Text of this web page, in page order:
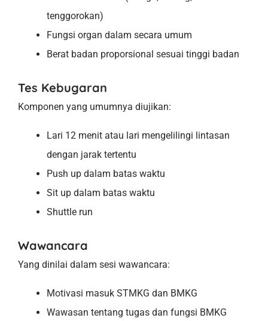
tenggorokan)
Fungsi organ dalam secara umum
Berat badan proporsional sesuai tinggi badan
Tes Kebugaran
Komponen yang umumnya diujikan:
Lari 12 menit atau lari mengelilingi lintasan
dengan jarak tertentu
Push up dalam batas waktu
Sit up dalam batas waktu
Shuttle run
Wawancara
Yang dinilai dalam sesi wawancara:
Motivasi masuk STMKG dan BMKG
Wawasan tentang tugas dan fungsi BMKG